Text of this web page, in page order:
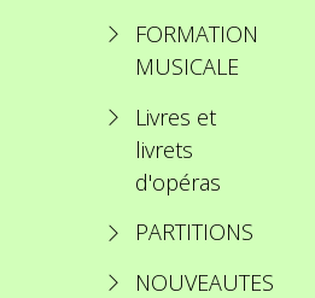
FORMATION
MUSICALE
Livres et
livrets
d'opéras
PARTITIONS
NOUVEAUTES